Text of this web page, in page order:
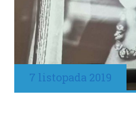
7 listopada 2019